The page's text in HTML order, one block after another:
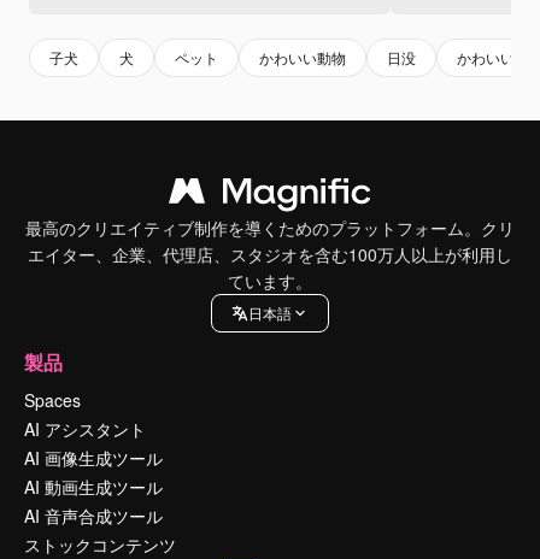
子犬 犬 ペット かわいい動物 日没 かわいい犬
最高のクリエイティブ制作を導くためのプラットフォーム。クリ
エイター、企業、代理店、スタジオを含む100万人以上が利用し
ています。
日本語
製品
Spaces
AI アシスタント
AI 画像生成ツール
AI 動画生成ツール
AI 音声合成ツール
ストックコンテンツ